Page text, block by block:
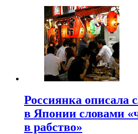
Россиянка описала
в Японии словами
в рабство»